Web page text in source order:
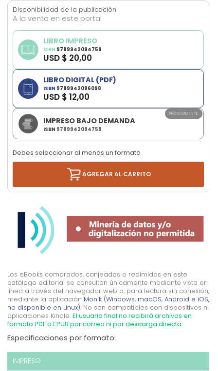
to
the
beginning
of
the
images
gallery
Disponibilidad de la publicación
A la venta en este portal
IMPRESO BAJO DEMANDA
ISBN 9789942094759
PRÓXIMAMENTE
LIBRO IMPRESO
ISBN 9789942094759
USD $ 20,00
LIBRO DIGITAL (PDF)
ISBN 9789942096098
USD $ 12,00
Debes seleccionar al menos un formato
AGREGAR AL CARRITO
Los eBooks comprados, canjeados o redimidos en este
catálogo editorial se consultan únicamente mediante vista en
línea a través del navegador web o, para lectura sin conexión,
mediante la aplicación Mon'k (Windows, macOS, Android e iOS,
no disponible en Linux). No son compatibles con dispositivos ni
aplicaciones Kindle. El usuario final no recibirá archivos en
formato PDF o EPUB por correo ni por descarga directa.
Especificaciones por formato:
IMPRESO